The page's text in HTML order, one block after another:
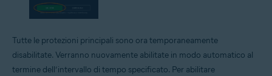
Tutte le protezioni principali sono ora temporaneamente
disabilitate. Verranno nuovamente abilitate in modo automatico al
termine dell’intervallo di tempo specificato. Per abilitare